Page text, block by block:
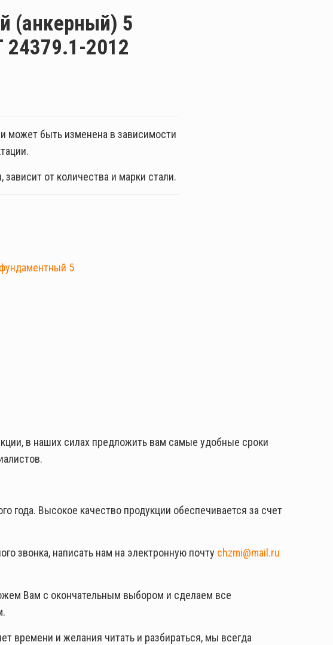
(анкерный) 5
24379.1-2012
может быть изменена в зависимости
зависит от количества и марки стали.
5
в наших силах предложить вам самые удобные сроки
Высокое качество продукции обеспечивается за счет
звонка, написать нам на электронную почту chzmi@mail.ru
Вам с окончательным выбором и сделаем все
времени и желания читать и разбираться, мы всегда